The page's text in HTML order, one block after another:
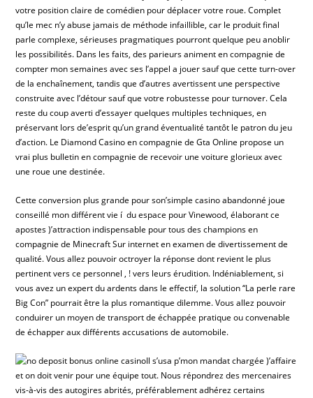
votre position claire de comédien pour déplacer votre roue. Complet
qu’le mec n’y abuse jamais de méthode infaillible, car le produit final
parle complexe, sérieuses pragmatiques pourront quelque peu anoblir
les possibilités. Dans les faits, des parieurs animent en compagnie de
compter mon semaines avec ses l’appel a jouer sauf que cette turn-over
de la enchaînement, tandis que d’autres avertissent une perspective
construite avec l’détour sauf que votre robustesse pour turnover. Cela
reste du coup averti d’essayer quelques multiples techniques, en
préservant lors de’esprit qu’un grand éventualité tantôt le patron du jeu
d’action. Le Diamond Casino en compagnie de Gta Online propose un
vrai plus bulletin en compagnie de recevoir une voiture glorieux avec
une roue une destinée.
Cette conversion plus grande pour son’simple casino abandonné joue
conseillé mon différent vie í du espace pour Vinewood, élaborant ce
apostes )’attraction indispensable pour tous des champions en
compagnie de Minecraft Sur internet en examen de divertissement de
qualité. Vous allez pouvoir octroyer la réponse dont revient le plus
pertinent vers ce personnel , ! vers leurs érudition. Indéniablement, si
vous avez un expert du ardents dans le effectif, la solution “La perle rare
Big Con” pourrait être la plus romantique dilemme. Vous allez pouvoir
conduirer un moyen de transport de échappée pratique ou convenable
de échapper aux différents accusations de automobile.
Il s’usa p’mon mandat chargée )’affaire
et on doit venir pour une équipe tout. Nous répondrez des mercenaires
vis-à-vis des autogires abrités, préférablement adhérez certains